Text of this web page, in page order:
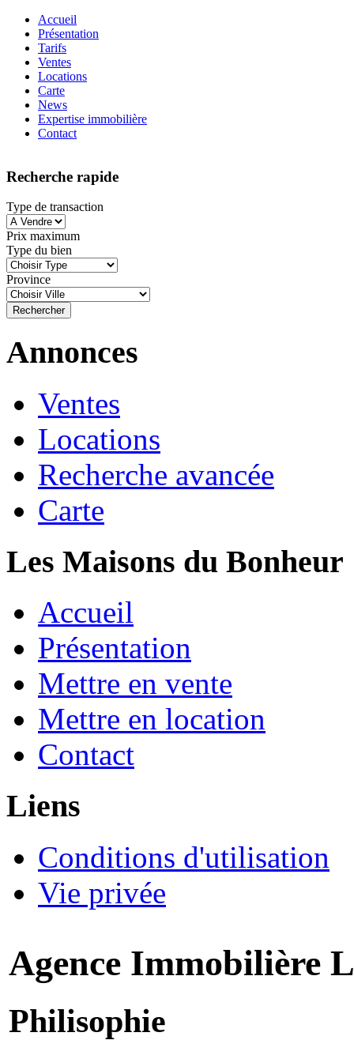
Accueil
Présentation
Tarifs
Ventes
Locations
Carte
News
Expertise immobilière
Contact
Recherche rapide
Type de transaction
Prix maximum
Type du bien
Province
Annonces
Ventes
Locations
Recherche avancée
Carte
Les Maisons du Bonheur
Accueil
Présentation
Mettre en vente
Mettre en location
Contact
Liens
Conditions d'utilisation
Vie privée
Agence Immobilière
Philisophie